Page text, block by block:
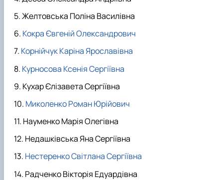
Желтовська Поліна Василівна
Кокра Євгеній Олександрович
Корнійчук Каріна Ярославівна
Курносова Ксенія Сергіївна
Кухар Єлізавета Сергіївна
Миколенко Роман Юрійович
Науменко Марія Олегівна
Недашківська Яна Сергіївна
Нестеренко Світлана Сергіївна
Радченко Вікторія Едуардівна